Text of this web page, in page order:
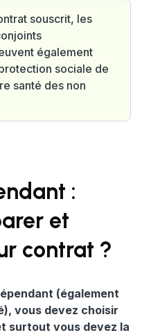
souscrit, les
également
sociale de
santé des non
:
et
contrat ?
(également
vous devez choisir
surtout vous devez la